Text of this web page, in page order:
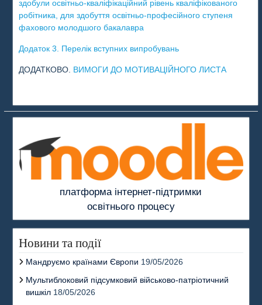
здобули освітньо-кваліфікаційний рівень кваліфікованого
робітника, для здобуття освітньо-професійного ступеня
фахового молодшого бакалавра
Додаток 3. Перелік вступних випробувань
ДОДАТКОВО. ВИМОГИ ДО МОТИВАЦІЙНОГО ЛИСТА
платформа інтернет-підтримки
освітнього процесу
Новини та події
Мандруємо країнами Європи 19/05/2026
Мультиблоковий підсумковий військово-патріотичний
вишкіл 18/05/2026